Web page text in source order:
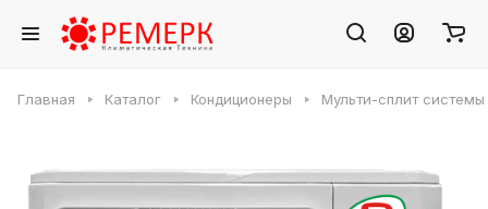
Главная Каталог Кондиционеры Мульти-сплит системы